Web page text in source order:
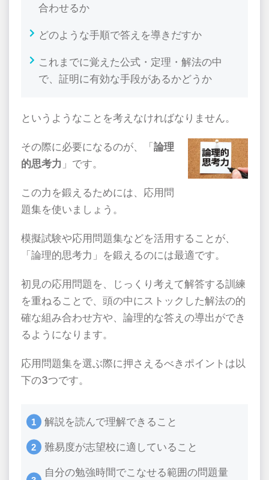
合わせるか
どのような手順で答えを導きだすか
これまでに覚えた公式・定理・解法の中
で、証明に有効な手段があるかどうか
というようなことを考えなければなりません。
その際に必要になるのが、「 論理
的思考力 」です。
この力を鍛えるためには、応用問
題集を使いましょう。
模擬試験や応用問題集などを活用することが、
「論理的思考力」を鍛えるのには最適です。
初見の応用問題を、じっくり考えて解答する訓練
を重ねることで、頭の中にストックした解法の的
確な組み合わせ方や、論理的な答えの導出ができ
るようになります。
応用問題集を選ぶ際に押さえるべきポイントは以
下の3つです。
解説を読んで理解できること
難易度が志望校に適していること
自分の勉強時間でこなせる範囲の問題量